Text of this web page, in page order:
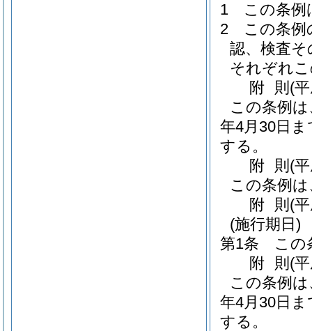
1
この条例
2
この条
認、検査
それぞれ
附 則 (
この条例
年4月30日
する。
附 則 (
この条例
附 則 (
(施行期日)
第1条
この
附 則 (
この条例
年4月30日
する。